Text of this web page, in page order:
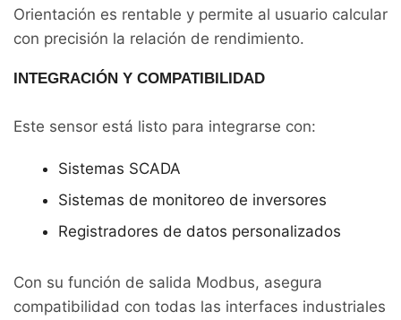
Orientación es rentable y permite al usuario calcular
con precisión la relación de rendimiento.
INTEGRACIÓN Y COMPATIBILIDAD
Este sensor está listo para integrarse con:
Sistemas SCADA
Sistemas de monitoreo de inversores
Registradores de datos personalizados
Con su función de salida Modbus, asegura
compatibilidad con todas las interfaces industriales